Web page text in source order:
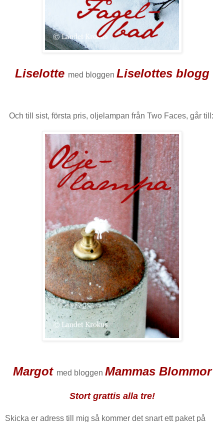
Liselotte med bloggen Liselottes blogg
Och till sist, första pris, oljelampan från Two Faces, går till:
Margot med bloggen Mammas Blommor
Stort grattis alla tre!
Skicka er adress till mig så kommer det snart ett paket på